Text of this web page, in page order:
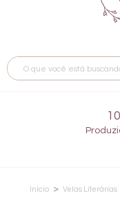
Início > Velas Literárias